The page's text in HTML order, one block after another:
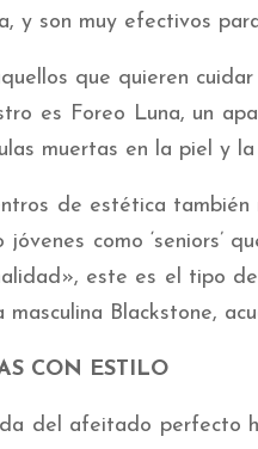
y son muy efectivos
que quieren
es Foreo Luna, un
muertas en la piel y
de estética también
jóvenes como ‘seniors’
este es el tipo
masculina Blackstone,
CON ESTILO
del afeitado perfecto